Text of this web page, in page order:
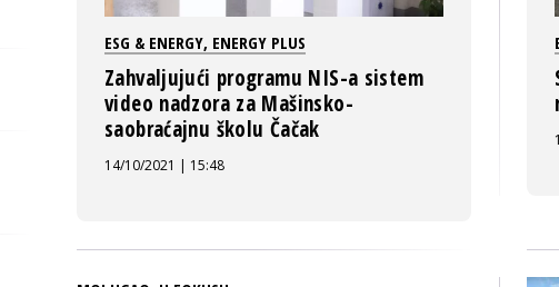
ESG & ENERGY, ENERGY PLUS
Zahvaljujući programu NIS-a sistem
video nadzora za Mašinsko-
saobraćajnu školu Čačak
14/10/2021 | 15:48